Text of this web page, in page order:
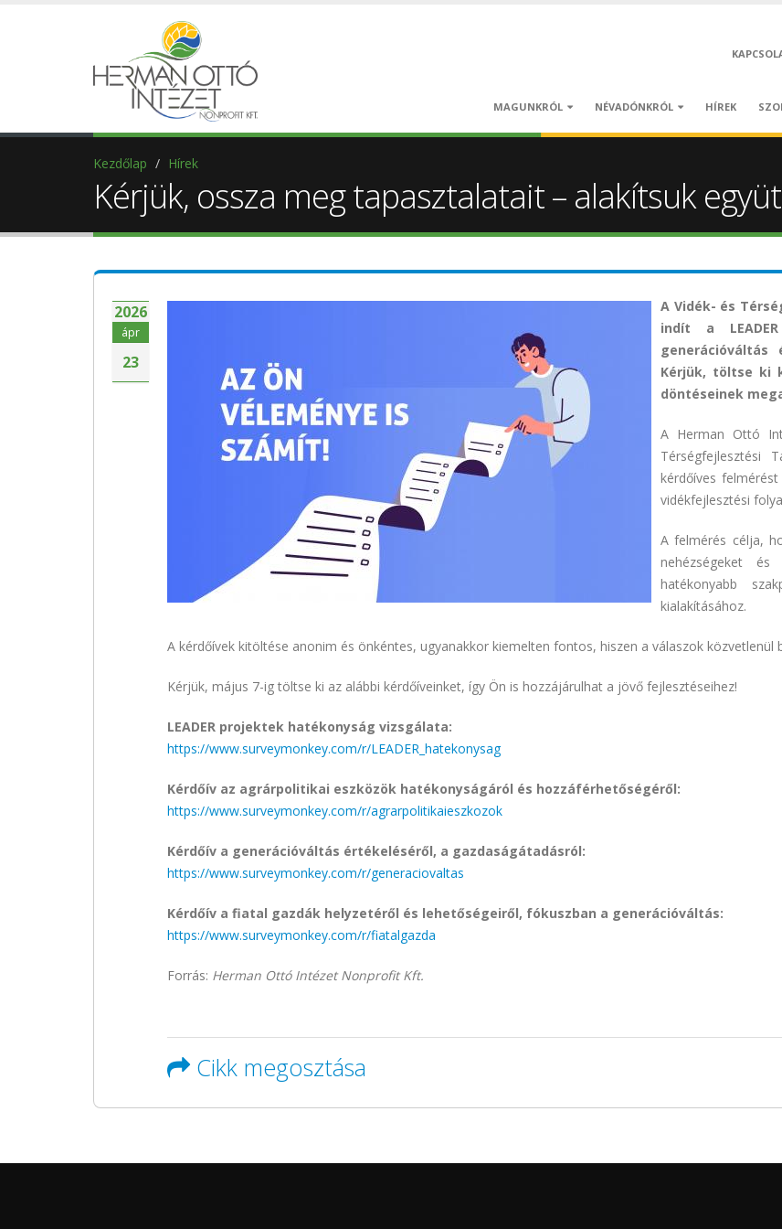
MAGUNKRÓL NÉVADÓNKRÓL HÍREK
Kezdőlap Hírek
Kérjük, ossza meg tapasztalatait – alakítsuk
2026
ápr
23
A Vidék- és
indít a
Kérjük, töltse ki
döntéseinek
A Herman Ottó
Térségfejlesztési
kérdőíves
vidékfejlesztési
A felmérés célja,
nehézségeket
hatékonyabb
kialakításához.
A kérdőívek kitöltése anonim és önkéntes, ugyanakkor kiemelten fontos, hiszen a válaszok közvetlenül
Kérjük, május 7-ig töltse ki az alábbi kérdőíveinket, így Ön is hozzájárulhat a jövő fejlesztéseihez!
LEADER projektek hatékonyság vizsgálata:
https://www.surveymonkey.com/r/LEADER_hatekonysag
Kérdőív az agrárpolitikai eszközök hatékonyságáról és hozzáférhetőségéről:
https://www.surveymonkey.com/r/agrarpolitikaieszkozok
Kérdőív a generációváltás értékeléséről, a gazdaságátadásról:
https://www.surveymonkey.com/r/generaciovaltas
Kérdőív a fiatal gazdák helyzetéről és lehetőségeiről, fókuszban a generációváltás:
https://www.surveymonkey.com/r/fiatalgazda
Forrás: Herman Ottó Intézet Nonprofit Kft.
Cikk megosztása